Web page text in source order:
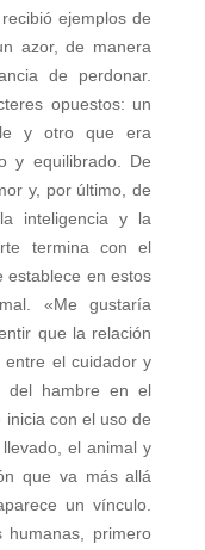
ejemplos de
azor, de manera
de perdonar.
opuestos: un
y otro que era
y equilibrado. De
y, por último, de
inteligencia y la
termina con el
establece en estos
«Me gustaría
que la relación
entre el cuidador y
del hambre en el
con el uso de
el animal y
que va más allá
un vínculo.
primero